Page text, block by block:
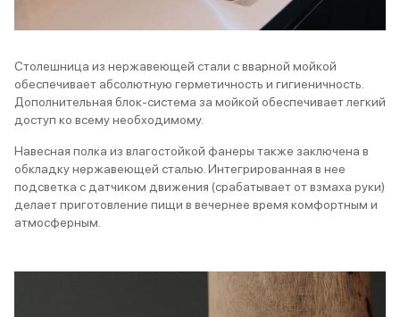
Столешница из нержавеющей стали с вварной мойкой
обеспечивает абсолютную герметичность и гигиеничность.
Дополнительная блок-система за мойкой обеспечивает легкий
доступ ко всему необходимому.
Навесная полка из влагостойкой фанеры также заключена в
обкладку нержавеющей сталью. Интегрированная в нее
подсветка с датчиком движения (срабатывает от взмаха руки)
делает приготовление пищи в вечернее время комфортным и
атмосферным.